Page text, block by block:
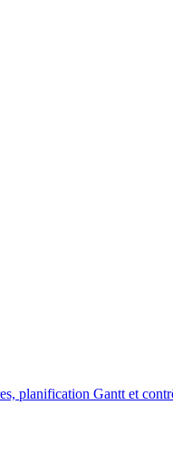
planification Gantt et